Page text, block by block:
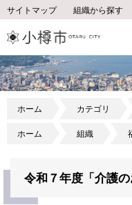
サイトマップ 組織から探す
ホーム カテゴリ
ホーム 組織
令和７年度「介護